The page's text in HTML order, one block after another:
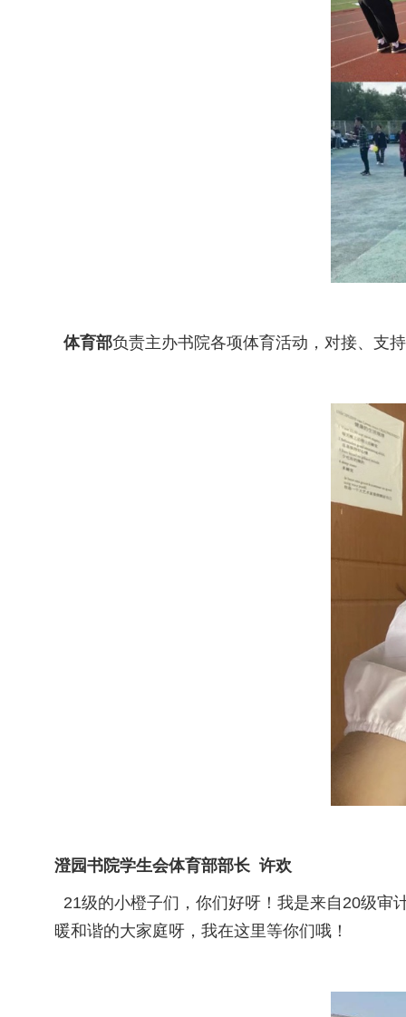
体育部负责主办书院各项体育活动，对接、支
澄园书院学生会体育部部长 许欢
21级的小橙子们，你们好呀！我是来自20级审
暖和谐的大家庭呀，我在这里等你们哦！